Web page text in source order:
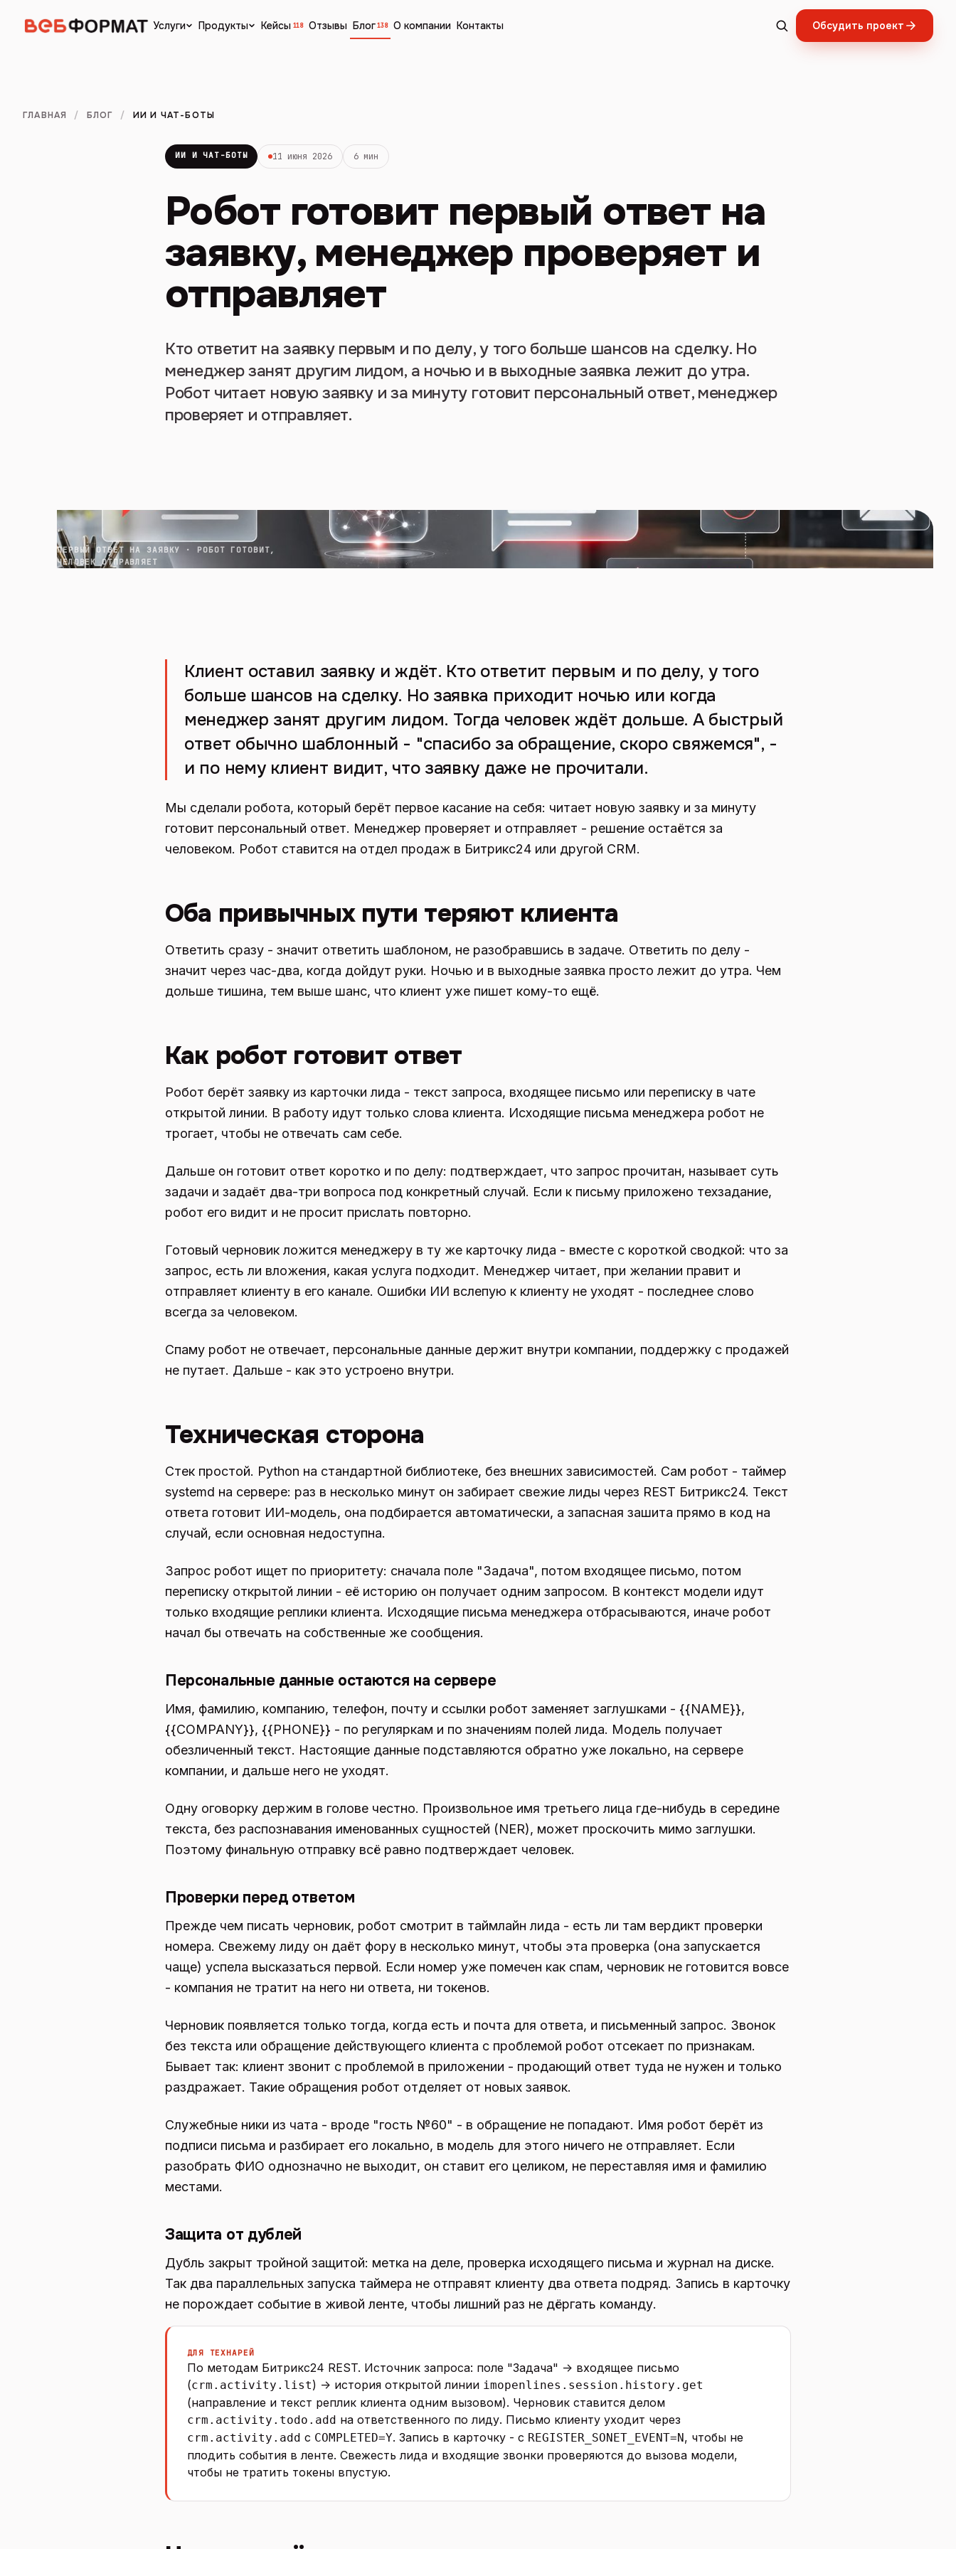
Услуги Продукты Кейсы 118 Отзывы Блог 138 О компании Контакты Обсудить проект
ГЛАВНАЯ / БЛОГ / ИИ И ЧАТ-БОТЫ
ИИ И ЧАТ-БОТЫ 11 июня 2026 6 мин
Робот готовит первый ответ на
заявку, менеджер проверяет и
отправляет
Кто ответит на заявку первым и по делу, у того больше шансов на сделку. Но
менеджер занят другим лидом, а ночью и в выходные заявка лежит до утра.
Робот читает новую заявку и за минуту готовит персональный ответ, менеджер
проверяет и отправляет.
ПЕРВЫЙ ОТВЕТ НА ЗАЯВКУ · РОБОТ ГОТОВИТ,
ЧЕЛОВЕК ОТПРАВЛЯЕТ
Клиент оставил заявку и ждёт. Кто ответит первым и по делу, у того
больше шансов на сделку. Но заявка приходит ночью или когда
менеджер занят другим лидом. Тогда человек ждёт дольше. А быстрый
ответ обычно шаблонный - "спасибо за обращение, скоро свяжемся", -
и по нему клиент видит, что заявку даже не прочитали.
Мы сделали робота, который берёт первое касание на себя: читает новую заявку и за минуту
готовит персональный ответ. Менеджер проверяет и отправляет - решение остаётся за
человеком. Робот ставится на отдел продаж в Битрикс24 или другой CRM.
Оба привычных пути теряют клиента
Ответить сразу - значит ответить шаблоном, не разобравшись в задаче. Ответить по делу -
значит через час-два, когда дойдут руки. Ночью и в выходные заявка просто лежит до утра. Чем
дольше тишина, тем выше шанс, что клиент уже пишет кому-то ещё.
Как робот готовит ответ
Робот берёт заявку из карточки лида - текст запроса, входящее письмо или переписку в чате
открытой линии. В работу идут только слова клиента. Исходящие письма менеджера робот не
трогает, чтобы не отвечать сам себе.
Дальше он готовит ответ коротко и по делу: подтверждает, что запрос прочитан, называет суть
задачи и задаёт два-три вопроса под конкретный случай. Если к письму приложено техзадание,
робот его видит и не просит прислать повторно.
Готовый черновик ложится менеджеру в ту же карточку лида - вместе с короткой сводкой: что за
запрос, есть ли вложения, какая услуга подходит. Менеджер читает, при желании правит и
отправляет клиенту в его канале. Ошибки ИИ вслепую к клиенту не уходят - последнее слово
всегда за человеком.
Спаму робот не отвечает, персональные данные держит внутри компании, поддержку с продажей
не путает. Дальше - как это устроено внутри.
Техническая сторона
Стек простой. Python на стандартной библиотеке, без внешних зависимостей. Сам робот - таймер
systemd на сервере: раз в несколько минут он забирает свежие лиды через REST Битрикс24. Текст
ответа готовит ИИ-модель, она подбирается автоматически, а запасная зашита прямо в код на
случай, если основная недоступна.
Запрос робот ищет по приоритету: сначала поле "Задача", потом входящее письмо, потом
переписку открытой линии - её историю он получает одним запросом. В контекст модели идут
только входящие реплики клиента. Исходящие письма менеджера отбрасываются, иначе робот
начал бы отвечать на собственные же сообщения.
Персональные данные остаются на сервере
Имя, фамилию, компанию, телефон, почту и ссылки робот заменяет заглушками - {{NAME}},
{{COMPANY}}, {{PHONE}} - по регуляркам и по значениям полей лида. Модель получает
обезличенный текст. Настоящие данные подставляются обратно уже локально, на сервере
компании, и дальше него не уходят.
Одну оговорку держим в голове честно. Произвольное имя третьего лица где-нибудь в середине
текста, без распознавания именованных сущностей (NER), может проскочить мимо заглушки.
Поэтому финальную отправку всё равно подтверждает человек.
Проверки перед ответом
Прежде чем писать черновик, робот смотрит в таймлайн лида - есть ли там вердикт проверки
номера. Свежему лиду он даёт фору в несколько минут, чтобы эта проверка (она запускается
чаще) успела высказаться первой. Если номер уже помечен как спам, черновик не готовится вовсе
- компания не тратит на него ни ответа, ни токенов.
Черновик появляется только тогда, когда есть и почта для ответа, и письменный запрос. Звонок
без текста или обращение действующего клиента с проблемой робот отсекает по признакам.
Бывает так: клиент звонит с проблемой в приложении - продающий ответ туда не нужен и только
раздражает. Такие обращения робот отделяет от новых заявок.
Служебные ники из чата - вроде "гость №60" - в обращение не попадают. Имя робот берёт из
подписи письма и разбирает его локально, в модель для этого ничего не отправляет. Если
разобрать ФИО однозначно не выходит, он ставит его целиком, не переставляя имя и фамилию
местами.
Защита от дублей
Дубль закрыт тройной защитой: метка на деле, проверка исходящего письма и журнал на диске.
Так два параллельных запуска таймера не отправят клиенту два ответа подряд. Запись в карточку
не порождает событие в живой ленте, чтобы лишний раз не дёргать команду.
ДЛЯ ТЕХНАРЕЙ
По методам Битрикс24 REST. Источник запроса: поле "Задача" -> входящее письмо
(crm.activity.list) -> история открытой линии imopenlines.session.history.get
(направление и текст реплик клиента одним вызовом). Черновик ставится делом
crm.activity.todo.add на ответственного по лиду. Письмо клиенту уходит через
crm.activity.add с COMPLETED=Y. Запись в карточку - с REGISTER_SONET_EVENT=N , чтобы не
плодить события в ленте. Свежесть лида и входящие звонки проверяются до вызова модели,
чтобы не тратить токены впустую.